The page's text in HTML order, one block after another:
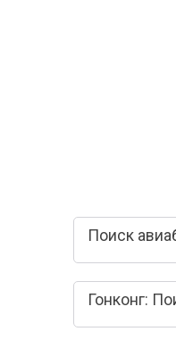
Поиск
Гонконг: